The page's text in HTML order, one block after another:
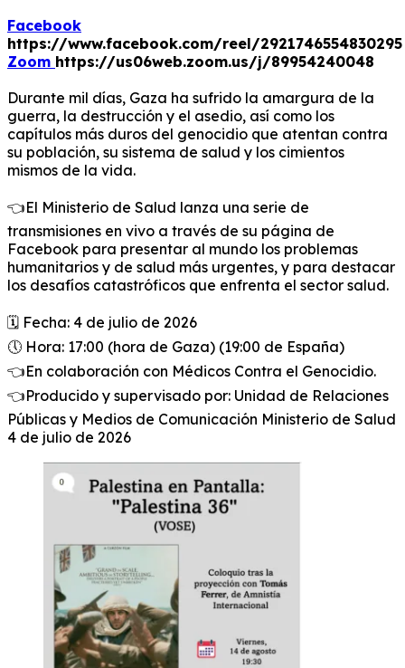
Facebook
https://www.facebook.com/reel/2921746554830295
Zoom https://us06web.zoom.us/j/89954240048
Durante mil días, Gaza ha sufrido la amargura de la
guerra, la destrucción y el asedio, así como los
capítulos más duros del genocidio que atentan contra
su población, su sistema de salud y los cimientos
mismos de la vida.
👈El Ministerio de Salud lanza una serie de
transmisiones en vivo a través de su página de
Facebook para presentar al mundo los problemas
humanitarios y de salud más urgentes, y para destacar
los desafíos catastróficos que enfrenta el sector salud.
🗓️ Fecha: 4 de julio de 2026
🕔 Hora: 17:00 (hora de Gaza) (19:00 de España)
👈En colaboración con Médicos Contra el Genocidio.
👈Producido y supervisado por: Unidad de Relaciones
Públicas y Medios de Comunicación Ministerio de Salud
4 de julio de 2026